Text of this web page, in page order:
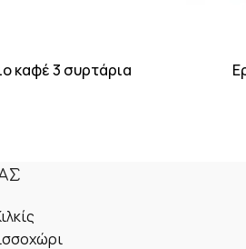
καφέ 3 συρτάρια